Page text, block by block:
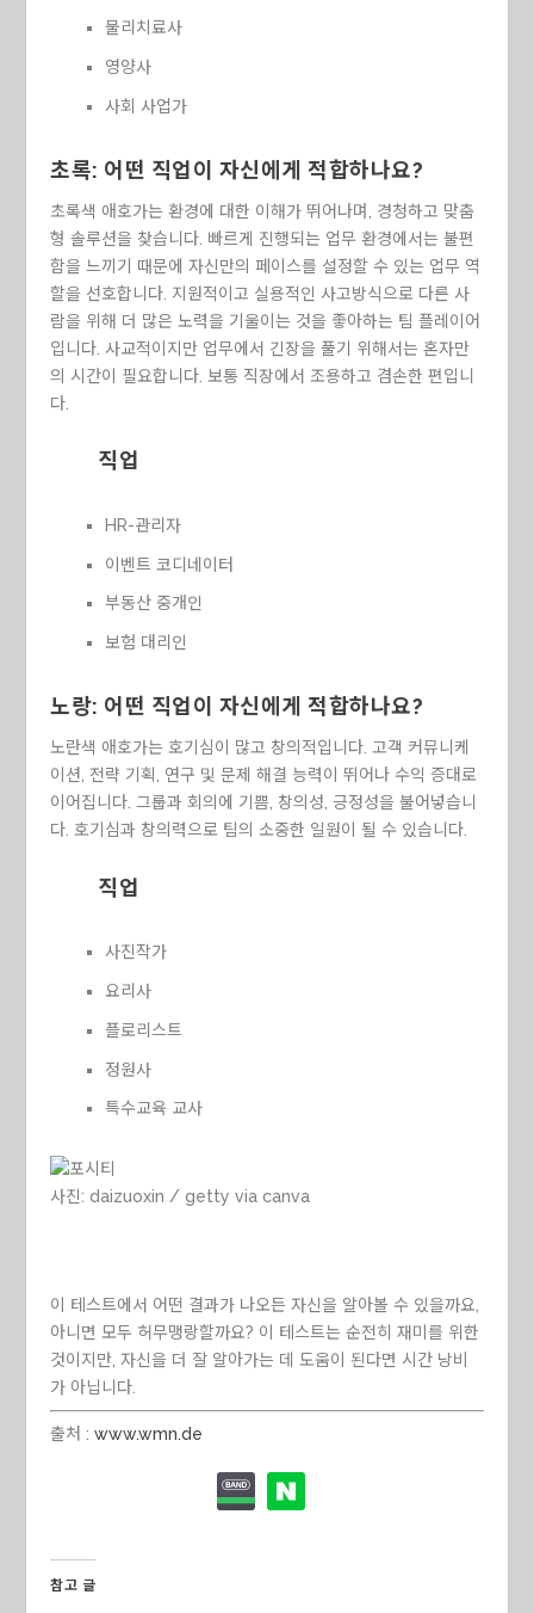
물리치료사
영양사
사회 사업가
초록: 어떤 직업이 자신에게 적합하나요?
초록색 애호가는 환경에 대한 이해가 뛰어나며, 경청하고 맞춤
형 솔루션을 찾습니다. 빠르게 진행되는 업무 환경에서는 불편
함을 느끼기 때문에 자신만의 페이스를 설정할 수 있는 업무 역
할을 선호합니다. 지원적이고 실용적인 사고방식으로 다른 사
람을 위해 더 많은 노력을 기울이는 것을 좋아하는 팀 플레이어
입니다. 사교적이지만 업무에서 긴장을 풀기 위해서는 혼자만
의 시간이 필요합니다. 보통 직장에서 조용하고 겸손한 편입니
다.
직업
HR-관리자
이벤트 코디네이터
부동산 중개인
보험 대리인
노랑: 어떤 직업이 자신에게 적합하나요?
노란색 애호가는 호기심이 많고 창의적입니다. 고객 커뮤니케
이션, 전략 기획, 연구 및 문제 해결 능력이 뛰어나 수익 증대로
이어집니다. 그룹과 회의에 기쁨, 창의성, 긍정성을 불어넣습니
다. 호기심과 창의력으로 팀의 소중한 일원이 될 수 있습니다.
직업
사진작가
요리사
플로리스트
정원사
특수교육 교사
사진: daizuoxin / getty via canva
이 테스트에서 어떤 결과가 나오든 자신을 알아볼 수 있을까요,
아니면 모두 허무맹랑할까요? 이 테스트는 순전히 재미를 위한
것이지만, 자신을 더 잘 알아가는 데 도움이 된다면 시간 낭비
가 아닙니다.
출처 :www.wmn.de
참고 글